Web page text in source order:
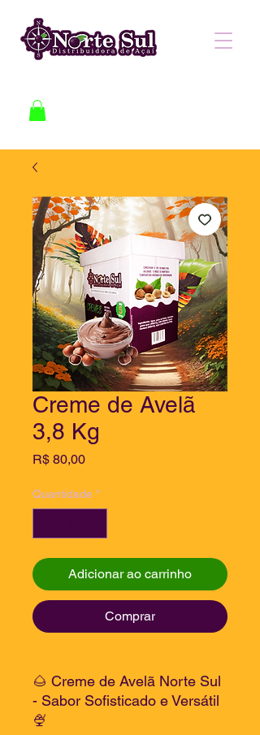
Creme de Avelã
3,8 Kg
R$ 80,00Preço
Quantidade *
Adicionar ao carrinho
Comprar
🌰 Creme de Avelã Norte Sul
- Sabor Sofisticado e Versátil
🍨